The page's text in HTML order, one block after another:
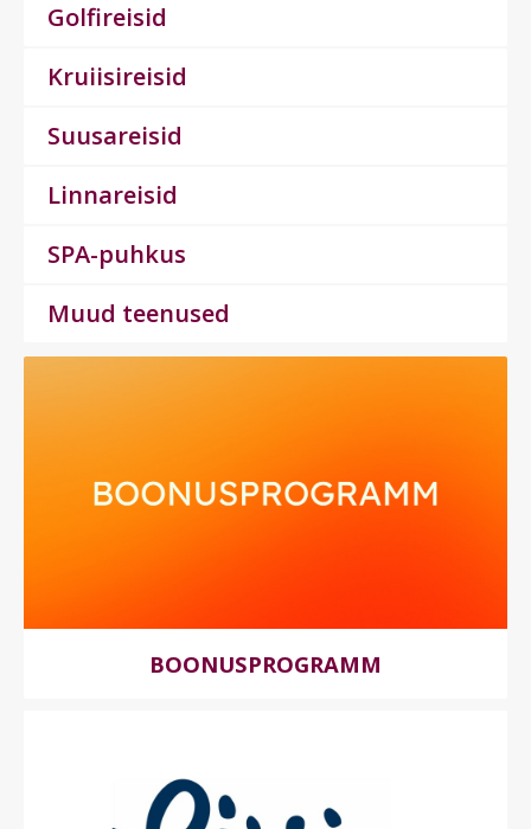
Golfireisid
Kruiisireisid
Suusareisid
Linnareisid
SPA-puhkus
Muud teenused
BOONUSPROGRAMM